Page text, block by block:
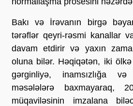
Bakı və İrəvanın birgə
tərəflər qeyri-rəsmi kanallar
davam etdirir və yaxın
oluna bilər. Həqiqətən, iki ölkə
gərginliyə, inamsızlığa
məsələlərə baxmayaraq,
müqaviləsinin imzalana